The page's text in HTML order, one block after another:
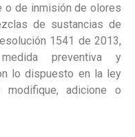
o de inmisión de olores
de sustancias de
1541 de 2013,
preventiva y
lo dispuesto en la ley
adicione o